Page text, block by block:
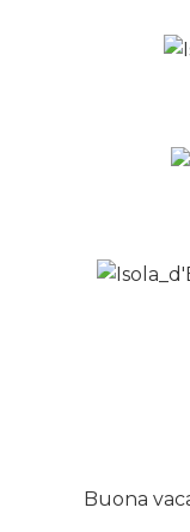
Buona